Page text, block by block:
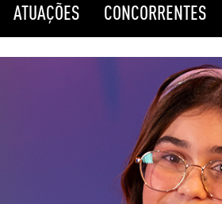
ATUAÇÕES CONCORRENTES